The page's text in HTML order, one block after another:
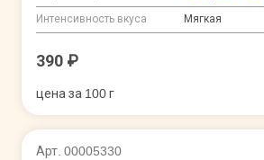
Интенсивность вкуса Мягкая
390 ₽
цена за 100 г
Арт. 00005330